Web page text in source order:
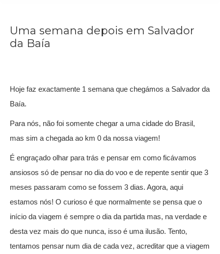
Uma semana depois em Salvador
da Baía
Hoje faz exactamente 1 semana que chegámos a Salvador da
Baía.
Para nós, não foi somente chegar a uma cidade do Brasil,
mas sim a chegada ao km 0 da nossa viagem!
É engraçado olhar para trás e pensar em como ficávamos
ansiosos só de pensar no dia do voo e de repente sentir que 3
meses passaram como se fossem 3 dias. Agora, aqui
estamos nós! O curioso é que normalmente se pensa que o
início da viagem é sempre o dia da partida mas, na verdade e
desta vez mais do que nunca, isso é uma ilusão. Tento,
tentamos pensar num dia de cada vez, acreditar que a viagem